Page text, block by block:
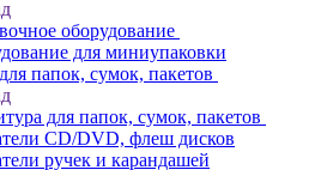
оборудование
для миниупаковки
папок, сумок, пакетов
для папок, сумок, пакетов
CD/DVD, флеш дисков
ручек и карандашей